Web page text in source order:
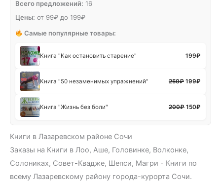
Всего предложений: 16
Цены: от 99₽ до 199₽
Самые популярные товары:
Книга "Как остановить старение" 199₽
Книга "50 незаменимых упражнений" 250₽ 199₽
Книга "Жизнь без боли" 200₽
составляла
150₽
150₽.
Книги в Лазаревском районе Сочи
Заказы на Книги в Лоо, Аше, Головинке, Волконке,
Солониках, Совет-Квадже, Шепси, Магри - Книги по
всему Лазаревскому району города-курорта Сочи.